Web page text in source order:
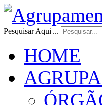
Pesquisar Aqui ...
HOME